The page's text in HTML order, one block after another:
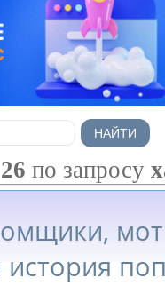
26 по запросу
история